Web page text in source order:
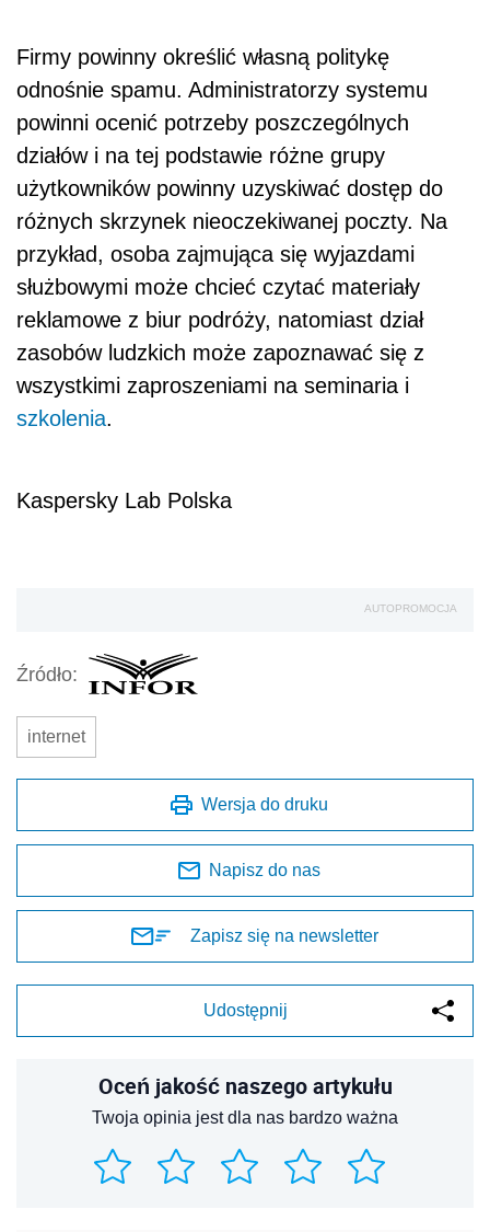
Firmy powinny określić własną politykę
odnośnie spamu. Administratorzy systemu
powinni ocenić potrzeby poszczególnych
działów i na tej podstawie różne grupy
użytkowników powinny uzyskiwać dostęp do
różnych skrzynek nieoczekiwanej poczty. Na
przykład, osoba zajmująca się wyjazdami
służbowymi może chcieć czytać materiały
reklamowe z biur podróży, natomiast dział
zasobów ludzkich może zapoznawać się z
wszystkimi zaproszeniami na seminaria i
szkolenia.
Kaspersky Lab Polska
AUTOPROMOCJA
Źródło:
internet
Wersja do druku
Napisz do nas
Zapisz się na newsletter
Udostępnij
Oceń jakość naszego artykułu
Twoja opinia jest dla nas bardzo ważna